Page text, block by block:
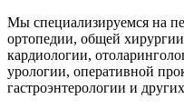
Мы специализируемся на
ортопедии, общей
кардиологии,
урологии, оперативной
гастроэнтерологии и